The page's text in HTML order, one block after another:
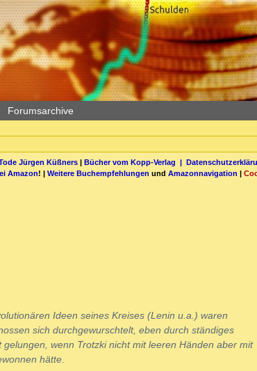
Forumsarchive
Jürgen Küßners| Bücher vom Kopp-Verlag |
Amazon! | Weitere Buchempfehlungen und Amazonnavigation |
Ideen seines Kreises (Lenin u.a.) waren
sich durchgewurschtelt, eben durch ständiges
wenn Trotzki nicht mit leeren Händen aber mit
hätte.